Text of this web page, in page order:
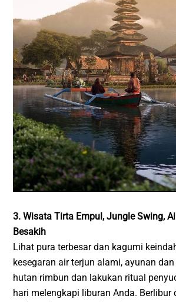
3. Wisata Tirta Empul, Jungle Swing,
Besakih
Lihat pura terbesar dan kagumi
kesegaran air terjun alami, ayunan
hutan rimbun dan lakukan ritual
hari melengkapi liburan Anda. Berlibur